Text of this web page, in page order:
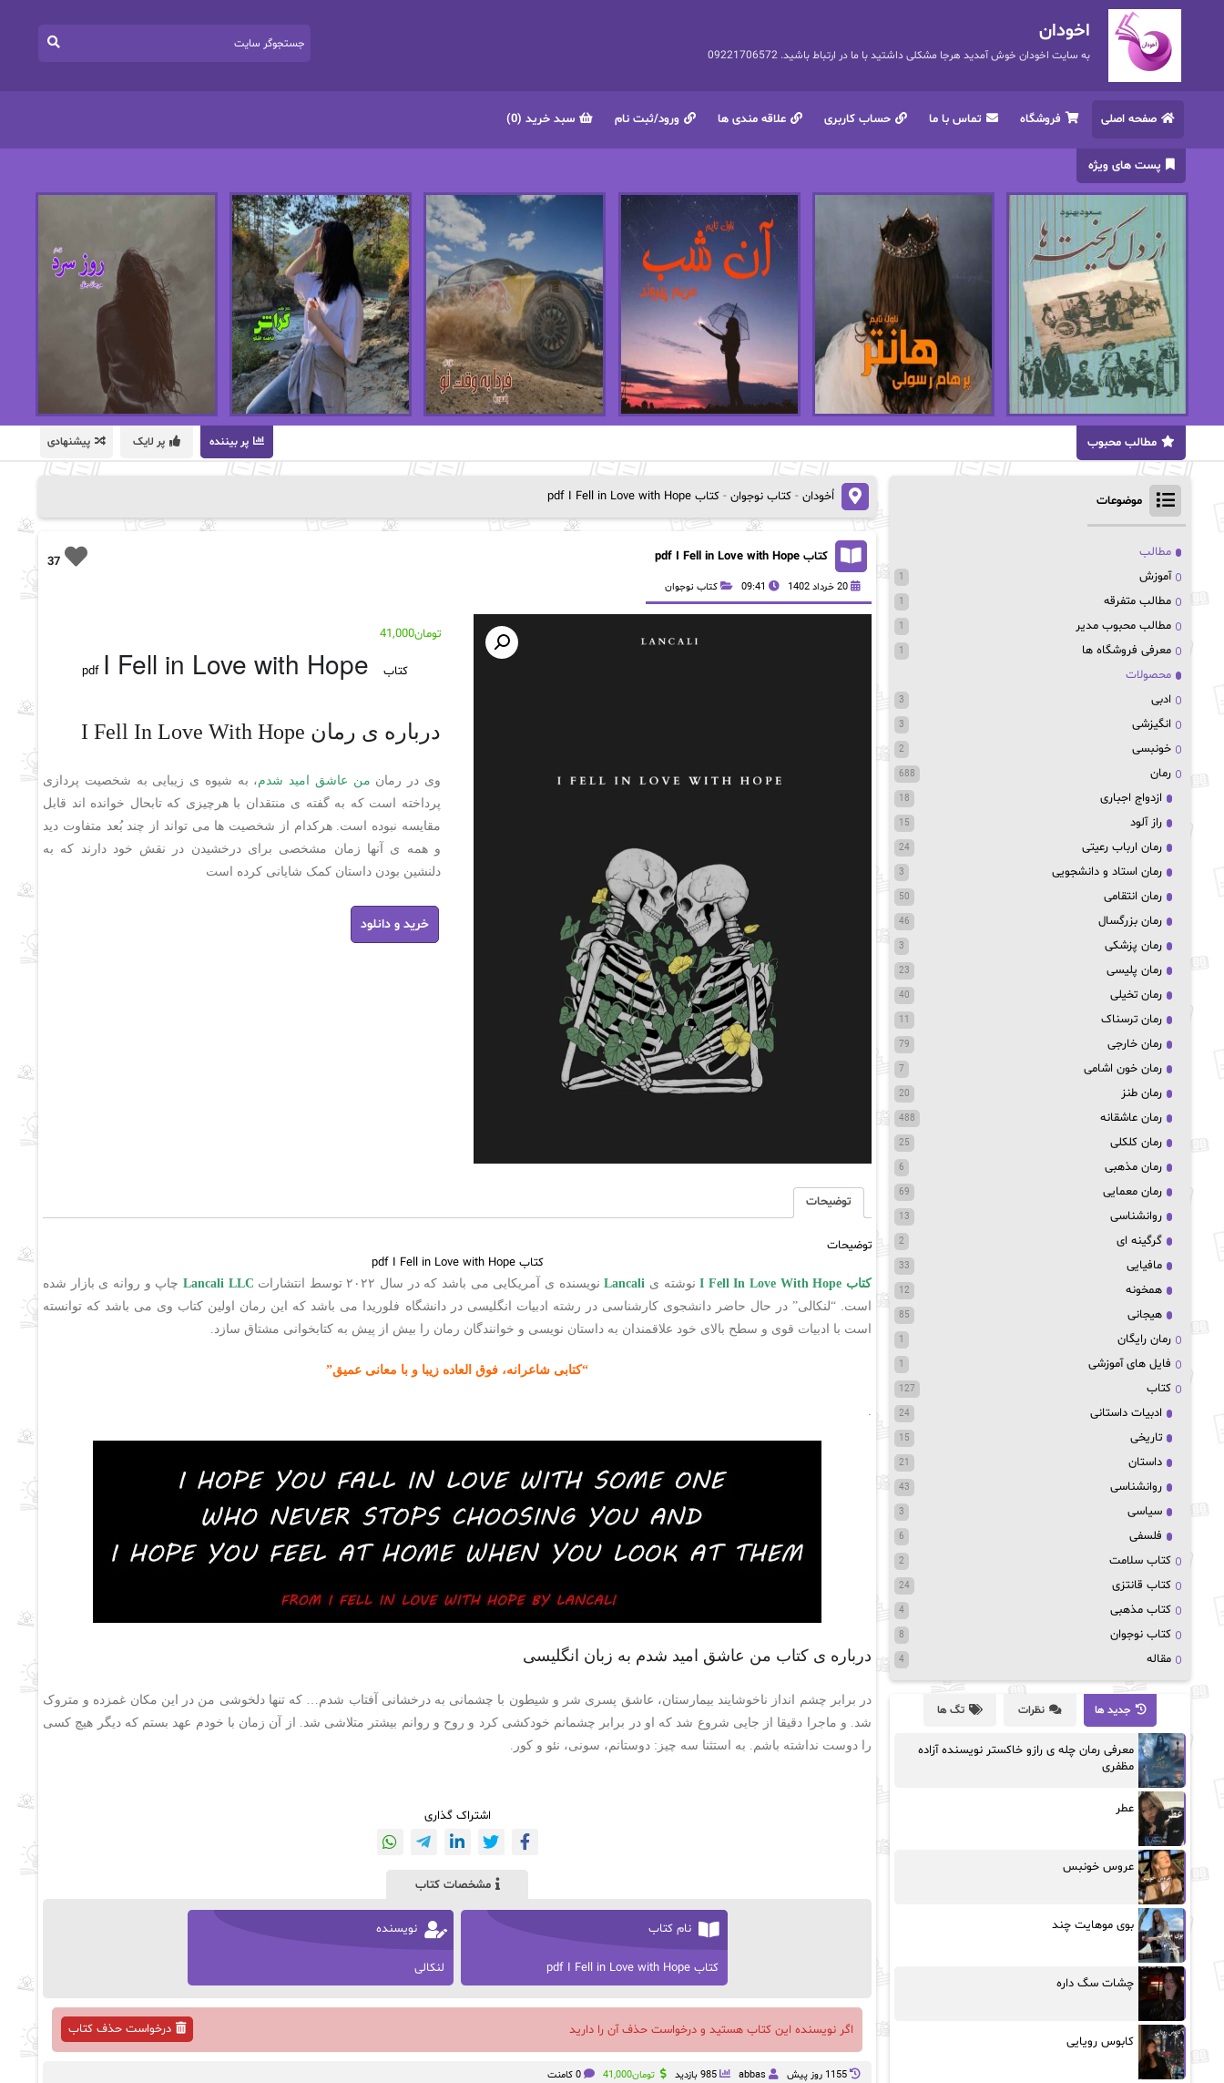
اخودان
به سایت اخودان خوش آمدید هرجا مشکلی داشتید با ما در ارتباط باشید. 09221706572
صفحه اصلی فروشگاه تماس با ما حساب کاربری علاقه مندی ها ورود/ثبت نام سبد خرید (0)
پست های ویژه
پر بیننده پر لایک پیشنهادی مطالب محبوب
اُخودان - کتاب نوجوان - کتاب pdf I Fell in Love with Hope
37 کتاب pdf I Fell in Love with Hope
20 خرداد 1402 09:41 کتاب نوجوان
تومان41,000
کتاب pdf I Fell in Love with Hope
درباره ی رمان I Fell In Love With Hope
وی در رمان من عاشق امید شدم، به شیوه ی زیبایی به شخصیت پردازی
پرداخته است که به گفته ی منتقدان با هرچیزی که تابحال خوانده اند قابل
مقایسه نبوده است. هرکدام از شخصیت ها می تواند از چند بُعد متفاوت دید
و همه ی آنها زمان مشخصی برای درخشیدن در نقش خود دارند که به
دلنشین بودن داستان کمک شایانی کرده است
کتاب
pdf
I
خرید و دانلود
توضیحات
توضیحات
کتاب pdf I Fell in Love with Hope
کتاب I Fell In Love With Hope نوشته ی Lancaliنویسنده ی آمریکایی می باشد که در سال ۲۰۲۲ توسط انتشارات Lancali LLC چاپ و روانه ی بازار شده
است. “لنکالی” در حال حاضر دانشجوی کارشناسی در رشته ادبیات انگلیسی در دانشگاه فلوریدا می باشد که این رمان اولین کتاب وی می باشد که توانسته
است با ادبیات قوی و سطح بالای خود علاقمندان به داستان نویسی و خوانندگان رمان را بیش از پیش به کتابخوانی مشتاق سازد.
“کتابی شاعرانه، فوق العاده زیبا و با معانی عمیق”
درباره ی کتاب من عاشق امید شدم به زبان انگلیسی
در برابر چشم انداز ناخوشایند بیمارستان، عاشق پسری شر و شیطون با چشمانی به درخشانی آفتاب شدم… که تنها دلخوشی من در این مکان غمزده و متروک
شد. و ماجرا دقیقا از جایی شروع شد که او در برابر چشمانم خودکشی کرد و روح و روانم بیشتر متلاشی شد. از آن زمان با خودم عهد بستم که دیگر هیچ کسی
را دوست نداشته باشم. به استثنا سه چیز: دوستانم، سونی، نئو و کور.
اشتراک گذاری
مشخصات کتاب
نام کتاب
کتاب pdf I Fell in Love with Hope
نویسنده
لنکالی
اگر نویسنده این کتاب هستید و درخواست حذف آن را دارید درخواست حذف کتاب
1155 روز پيش abbas 985 بازدید تومان41,000 0 کامنت
موضوعات
مطالب
آموزش
1
مطالب متفرقه 1
مطالب محبوب مدیر 1
معرفی فروشگاه ها 1
محصولات
ادبی
3
انگیزشی 3
خونبسی 2
رمان 688
ازدواج اجباری 18
راز آلود 15
رمان ارباب رعیتی 24
رمان استاد و دانشجویی 3
رمان انتقامی 50
رمان بزرگسال 46
رمان پزشکی 3
رمان پلیسی 23
رمان تخیلی 40
رمان ترسناک 11
رمان خارجی 79
رمان خون اشامی 7
رمان طنز 20
رمان عاشقانه 488
رمان کلکلی 25
رمان مذهبی 6
رمان معمایی 69
روانشناسی 13
گرگینه ای 2
مافیایی 33
همخونه 12
هیجانی 85
رمان رایگان 1
فایل های آموزشی 1
کتاب 127
ادبیات داستانی 24
تاریخی 15
داستان 21
روانشناسی 43
سیاسی 3
فلسفی 6
کتاب سلامت 2
کتاب قانتزی 24
کتاب مذهبی 4
کتاب نوجوان 8
مقاله 4
جدید ها نظرات تگ ها
معرفی رمان چله ی رازو خاکستر نویسنده آزاده
مظفری
عطر
عروس خونبس
بوی موهایت چند
چشات سگ داره
کابوس رویایی